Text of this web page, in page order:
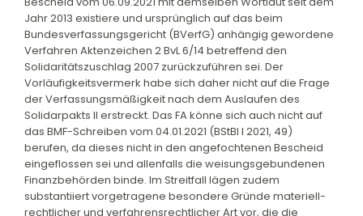
Jahr 2013 existiere und ursprünglich auf das beim
Bundesverfassungsgericht (BVerfG) anhängig gewordene
Verfahren Aktenzeichen 2 BvL 6/14 betreffend den
Solidaritätszuschlag 2007 zurückzuführen sei. Der
Vorläufigkeitsvermerk habe sich daher nicht auf die Frage
der Verfassungsmäßigkeit nach dem Auslaufen des
Solidarpakts II erstreckt. Das FA könne sich auch nicht auf
das BMF-Schreiben vom 04.01.2021 (BStBl I 2021, 49)
berufen, da dieses nicht in den angefochtenen Bescheid
eingeflossen sei und allenfalls die weisungsgebundenen
Finanzbehörden binde. Im Streitfall lägen zudem
substantiiert vorgetragene besondere Gründe materiell-
rechtlicher und verfahrensrechtlicher Art vor, die die